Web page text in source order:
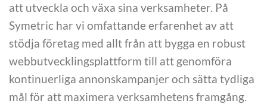
att utveckla och växa sina verksamheter. På
Symetric har vi omfattande erfarenhet av att
stödja företag med allt från att bygga en robust
webbutvecklingsplattform till att genomföra
kontinuerliga annonskampanjer och sätta tydliga
mål för att maximera verksamhetens framgång.